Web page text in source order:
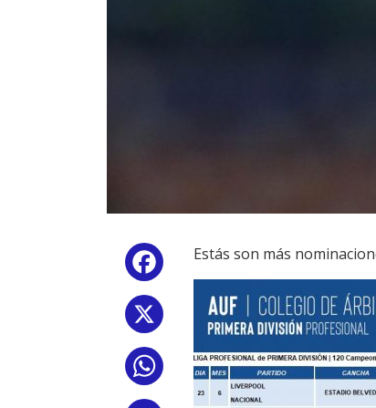
Facebook
WhatsApp
Estás son más